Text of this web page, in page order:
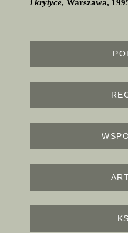
i krytyce, Warszawa,